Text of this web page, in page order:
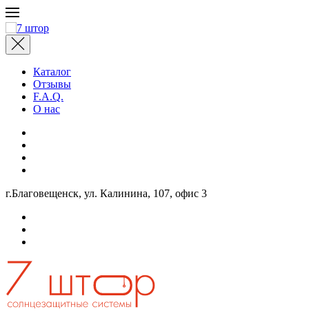
Перейти к содержимому
Каталог
Отзывы
F.A.Q.
О нас
г.Благовещенск, ул. Калинина, 107, офис 3